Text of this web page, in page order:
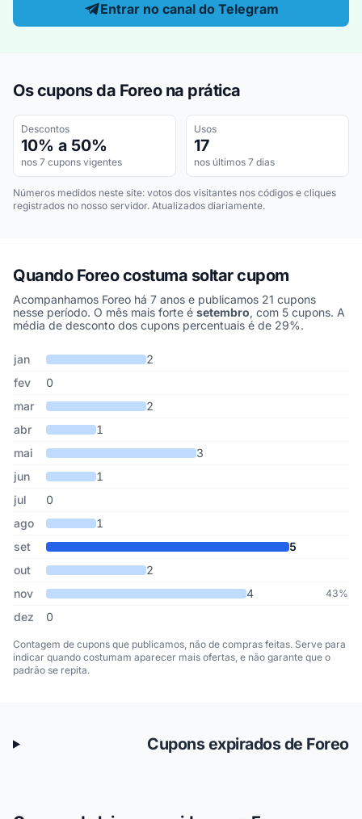
Entrar no canal do Telegram
Os cupons da Foreo na prática
Descontos
10% a 50%
nos 7 cupons vigentes
Usos
17
nos últimos 7 dias
Números medidos neste site: votos dos visitantes nos códigos e cliques
registrados no nosso servidor. Atualizados diariamente.
Quando Foreo costuma soltar cupom
Acompanhamos Foreo há 7 anos e publicamos 21 cupons
nesse período. O mês mais forte é setembro, com 5 cupons. A
média de desconto dos cupons percentuais é de 29%.
Cupons de Foreo publicados por mês, somando os últimos 7 anos
Mês Cupons publicadosDesconto médio
jan
2
fev
0
mar
2
abr
1
mai
3
jun
1
jul
0
ago
1
set
5
out
2
nov
4 43%
dez 0
Contagem de cupons que publicamos, não de compras feitas. Serve para
indicar quando costumam aparecer mais ofertas, e não garante que o
padrão se repita.
Cupons expirados de Foreo